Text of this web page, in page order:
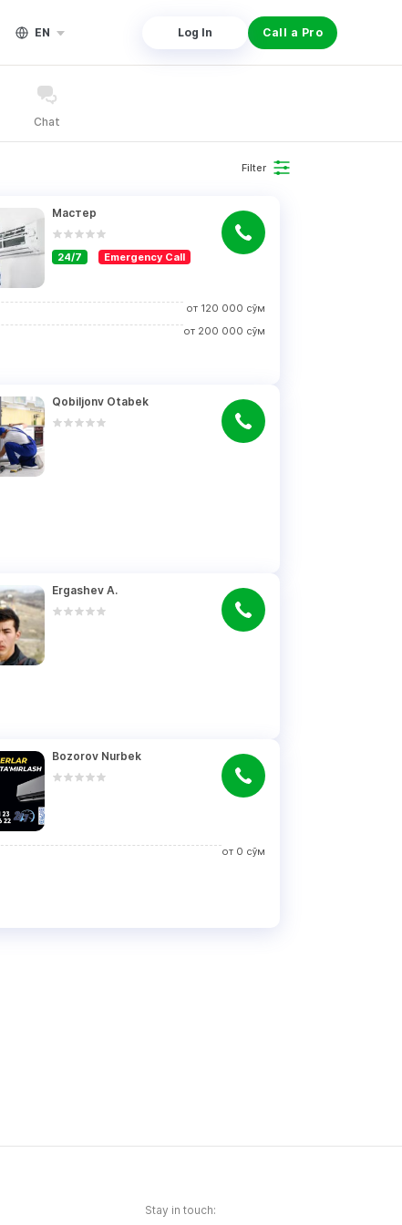
EN Log In Call a Pro
Chat
Filter
Мастер
24/7 Emergency Call
от 120 000 сўм
от 200 000 сўм
Qobiljonv Оtabek
Ergashev A.
Bozorov Nurbek
от 0 сўм
Stay in touch: